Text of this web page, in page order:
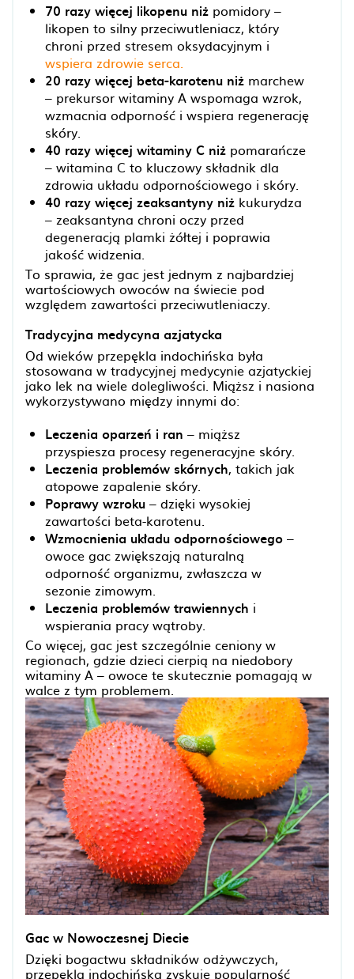
70 razy więcej likopenu niż pomidory –
likopen to silny przeciwutleniacz, który
chroni przed stresem oksydacyjnym i
wspiera zdrowie serca.
20 razy więcej beta-karotenu niż marchew
– prekursor witaminy A wspomaga wzrok,
wzmacnia odporność i wspiera regenerację
skóry.
40 razy więcej witaminy C niż pomarańcze
– witamina C to kluczowy składnik dla
zdrowia układu odpornościowego i skóry.
40 razy więcej zeaksantyny niż kukurydza
– zeaksantyna chroni oczy przed
degeneracją plamki żółtej i poprawia
jakość widzenia.
To sprawia, że gac jest jednym z najbardziej
wartościowych owoców na świecie pod
względem zawartości przeciwutleniaczy.
Tradycyjna medycyna azjatycka
Od wieków przepękla indochińska była
stosowana w tradycyjnej medycynie azjatyckiej
jako lek na wiele dolegliwości. Miąższ i nasiona
wykorzystywano między innymi do:
Leczenia oparzeń i ran – miąższ
przyspiesza procesy regeneracyjne skóry.
Leczenia problemów skórnych, takich jak
atopowe zapalenie skóry.
Poprawy wzroku – dzięki wysokiej
zawartości beta-karotenu.
Wzmocnienia układu odpornościowego –
owoce gac zwiększają naturalną
odporność organizmu, zwłaszcza w
sezonie zimowym.
Leczenia problemów trawiennych i
wspierania pracy wątroby.
Co więcej, gac jest szczególnie ceniony w
regionach, gdzie dzieci cierpią na niedobory
witaminy A – owoce te skutecznie pomagają w
walce z tym problemem.
Gac w Nowoczesnej Diecie
Dzięki bogactwu składników odżywczych,
przepękla indochińska zyskuje popularność